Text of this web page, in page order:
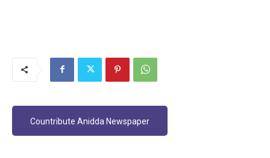
Countribute Anidda Newspaper